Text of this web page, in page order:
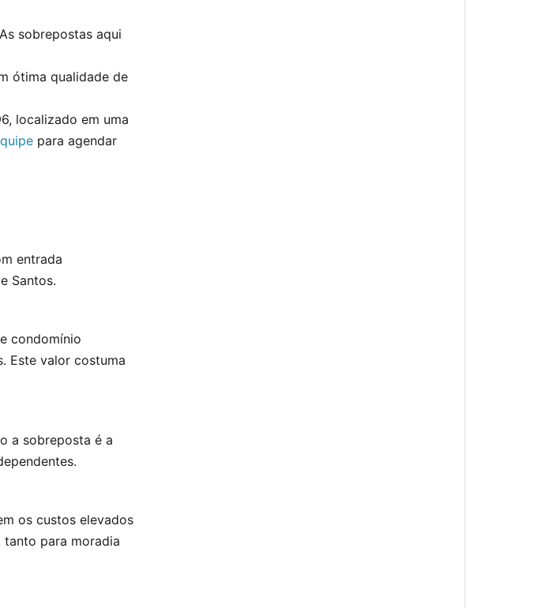
sobrepostas aqui
ótima qualidade de
localizado em uma
para agendar
entrada
Santos.
condomínio
Este valor costuma
a sobreposta é a
os custos elevados
para moradia